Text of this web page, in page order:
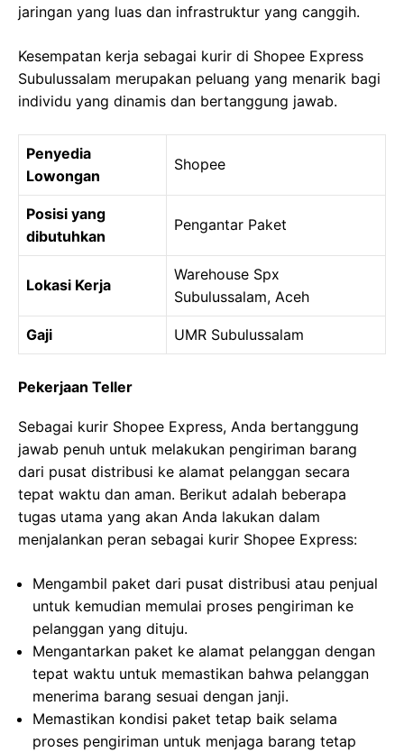
jaringan yang luas dan infrastruktur yang canggih.
Kesempatan kerja sebagai kurir di Shopee Express
Subulussalam merupakan peluang yang menarik bagi
individu yang dinamis dan bertanggung jawab.
Penyedia
Lowongan
Shopee
Posisi yang
dibutuhkan
Pengantar Paket
Lokasi Kerja
Warehouse Spx
Subulussalam, Aceh
Gaji UMR Subulussalam
Pekerjaan Teller
Sebagai kurir Shopee Express, Anda bertanggung
jawab penuh untuk melakukan pengiriman barang
dari pusat distribusi ke alamat pelanggan secara
tepat waktu dan aman. Berikut adalah beberapa
tugas utama yang akan Anda lakukan dalam
menjalankan peran sebagai kurir Shopee Express:
Mengambil paket dari pusat distribusi atau penjual
untuk kemudian memulai proses pengiriman ke
pelanggan yang dituju.
Mengantarkan paket ke alamat pelanggan dengan
tepat waktu untuk memastikan bahwa pelanggan
menerima barang sesuai dengan janji.
Memastikan kondisi paket tetap baik selama
proses pengiriman untuk menjaga barang tetap